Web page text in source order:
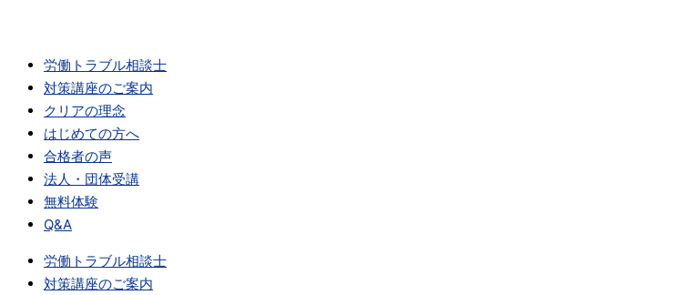
労働トラブル相談士
対策講座のご案内
クリアの理念
はじめての方へ
合格者の声
法人・団体受講
無料体験
Q&A
労働トラブル相談士
対策講座のご案内